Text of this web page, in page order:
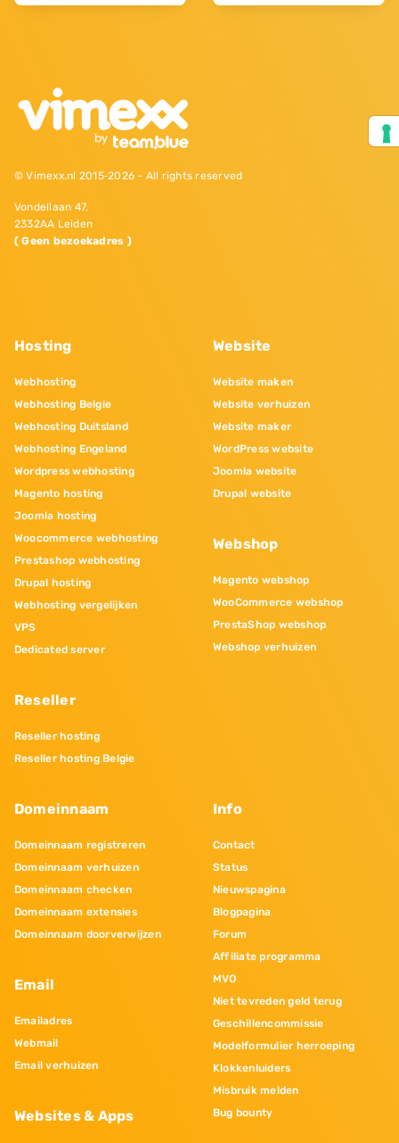
© Vimexx.nl 2015‐2026 - All rights reserved
Vondellaan 47,
2332AA Leiden
( Geen bezoekadres )
Hosting
Webhosting
Webhosting Belgie
Webhosting Duitsland
Webhosting Engeland
Wordpress webhosting
Magento hosting
Joomla hosting
Woocommerce webhosting
Prestashop webhosting
Drupal hosting
Webhosting vergelijken
VPS
Dedicated server
Reseller
Reseller hosting
Reseller hosting Belgie
Website
Website maken
Website verhuizen
Website maker
WordPress website
Joomla website
Drupal website
Webshop
Magento webshop
WooCommerce webshop
PrestaShop webshop
Webshop verhuizen
Domeinnaam
Domeinnaam registreren
Domeinnaam verhuizen
Domeinnaam checken
Domeinnaam extensies
Domeinnaam doorverwijzen
Email
Emailadres
Webmail
Email verhuizen
Websites & Apps
Info
Contact
Status
Nieuwspagina
Blogpagina
Forum
Affiliate programma
MVO
Niet tevreden geld terug
Geschillencommissie
Modelformulier herroeping
Klokkenluiders
Misbruik melden
Bug bounty